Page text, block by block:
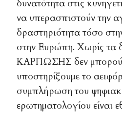
δυνατότητα στις
να υπερασπιστούν την
δραστηριότητα τόσο
στην Ευρώπη. Χωρίς τα
ΚΑΡΠΩΣΗΣ δεν
υποστηρίξουμε το
συμπλήρωση του
ερωτηματολογίου είναι